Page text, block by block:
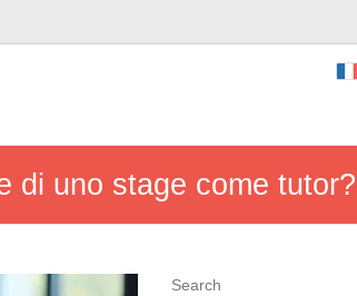
di uno stage come tutor?
Search